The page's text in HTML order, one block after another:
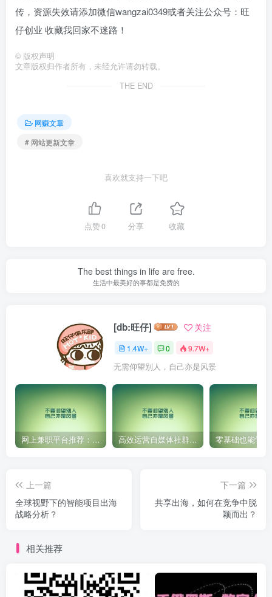
传，资源失效请添加微信wangzai0349或者关注公众号：旺
仔创业 收藏我回家不迷路！
© 版权声明
文章版权归作者所有，未经允许请勿转载。
THE END
网赚文章
# 网站更新文章
喜欢就支持一下吧
点赞0 分享 收藏
The best things in life are free.
生活中最美好的事都是免费的
[db:旺仔] 关注
1.4W+ 0 9.7W+
无需仰望别人，自己亦是风景
网上兼职平台推荐：国外网赚任务！ 高效运营自媒体社群，让内容更有价值！
上一篇
全球视野下的智能项目出海
战略分析？
下一篇
共享出海，如何在竞争中脱
颖而出？
相关推荐